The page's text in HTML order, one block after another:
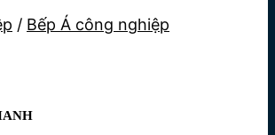
/ Bếp Á công nghiệp